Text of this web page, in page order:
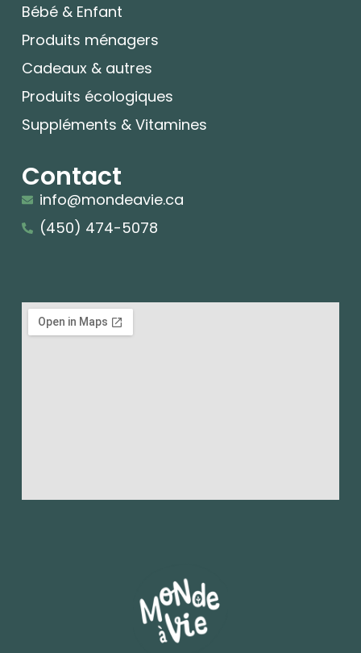
Bébé & Enfant
Produits ménagers
Cadeaux & autres
Produits écologiques
Suppléments & Vitamines
Contact
info@mondeavie.ca
(450) 474-5078